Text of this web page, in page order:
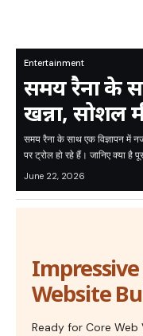
Entertainment
समय रैना के
खन्ना, सोशल
समय रैना के साथ एक विज्ञापन में
पर ट्रोल हो रहे हैं। जानिए क्या है
June 22, 2026
Website
Ready for Core